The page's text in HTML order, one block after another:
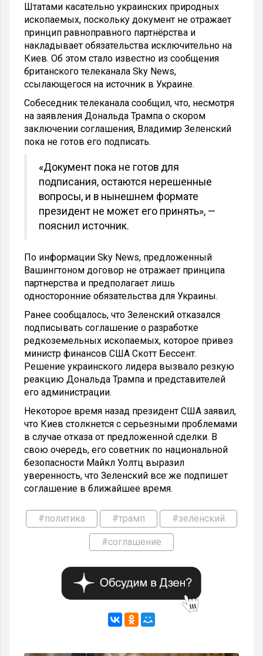
Штатами касательно украинских природных
ископаемых, поскольку документ не отражает
принцип равноправного партнёрства и
накладывает обязательства исключительно на
Киев. Об этом стало известно из сообщения
британского телеканала Sky News,
ссылающегося на источник в Украине.
Собеседник телеканала сообщил, что, несмотря
на заявления Дональда Трампа о скором
заключении соглашения, Владимир Зеленский
пока не готов его подписать.
«Документ пока не готов для
подписания, остаются нерешенные
вопросы, и в нынешнем формате
президент не может его принять», —
пояснил источник.
По информации Sky News, предложенный
Вашингтоном договор не отражает принципа
партнерства и предполагает лишь
односторонние обязательства для Украины.
Ранее сообщалось, что Зеленский отказался
подписывать соглашение о разработке
редкоземельных ископаемых, которое привез
министр финансов США Скотт Бессент.
Решение украинского лидера вызвало резкую
реакцию Дональда Трампа и представителей
его администрации.
Некоторое время назад президент США заявил,
что Киев столкнется с серьезными проблемами
в случае отказа от предложенной сделки. В
свою очередь, его советник по национальной
безопасности Майкл Уолтц выразил
уверенность, что Зеленский все же подпишет
соглашение в ближайшее время.
#политика #трамп #зеленский
#соглашение